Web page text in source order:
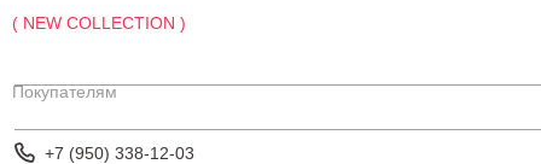
+7 (950) 338-12-03
( NEW COLLECTION )
Покупателям